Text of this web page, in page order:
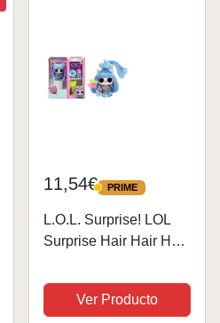
11,54€ PRIME
PRIME
L.O.L. Surprise! LOL
Surprise Hair Hair Hair
Descubre 10 sorpresas
Que Incluyen una
Ver Producto